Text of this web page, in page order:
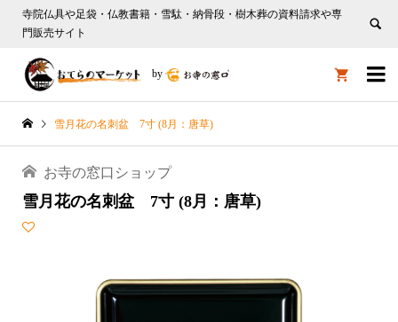
寺院仏具や足袋・仏教書籍・雪駄・納骨段・樹木葬の資料請求や専
門販売サイト

by 
雪月花の名刺盆 7寸 (8月：唐草)
お寺の窓口ショップ
雪月花の名刺盆 7寸 (8月：唐草)